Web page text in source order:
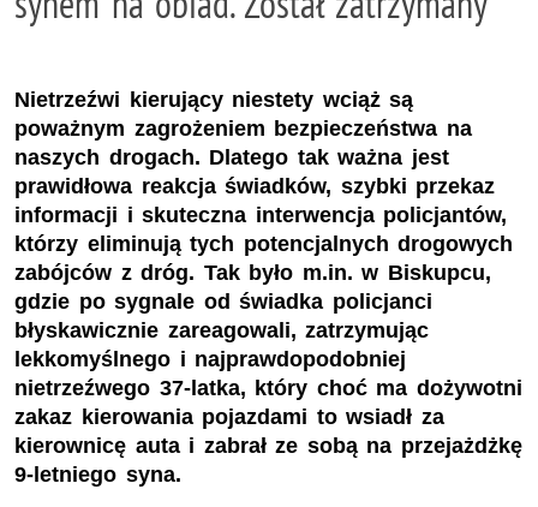
Nietrzeźwi kierujący niestety wciąż są
poważnym zagrożeniem bezpieczeństwa na
naszych drogach. Dlatego tak ważna jest
prawidłowa reakcja świadków, szybki przekaz
informacji i skuteczna interwencja policjantów,
którzy eliminują tych potencjalnych drogowych
zabójców z dróg. Tak było m.in. w Biskupcu,
gdzie po sygnale od świadka policjanci
błyskawicznie zareagowali, zatrzymując
lekkomyślnego i najprawdopodobniej
nietrzeźwego 37-latka, który choć ma dożywotni
zakaz kierowania pojazdami to wsiadł za
kierownicę auta i zabrał ze sobą na przejażdżkę
9-letniego syna.